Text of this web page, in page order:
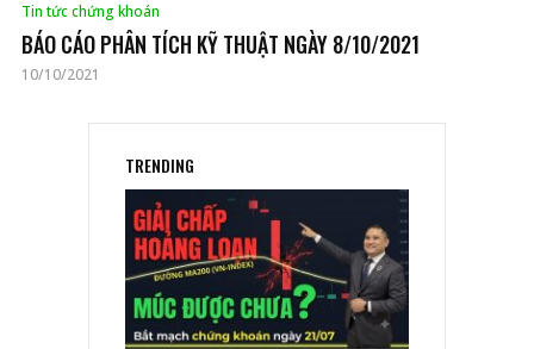
Tin tức chứng khoán
BÁO CÁO PHÂN TÍCH KỸ THUẬT NGÀY 8/10/2021
10/10/2021
TRENDING